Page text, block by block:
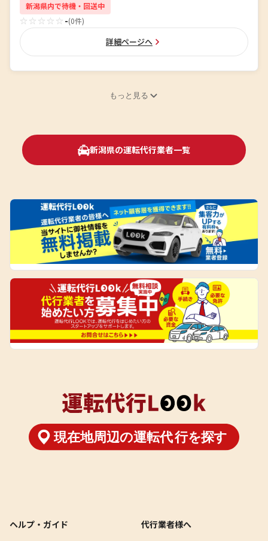
新潟県内で待機・回送中
☆☆☆☆☆ -(0件)
詳細ページへ
もっと見る
新潟県の運転代行業者一覧
ヘルプ・ガイド 代行業者様へ